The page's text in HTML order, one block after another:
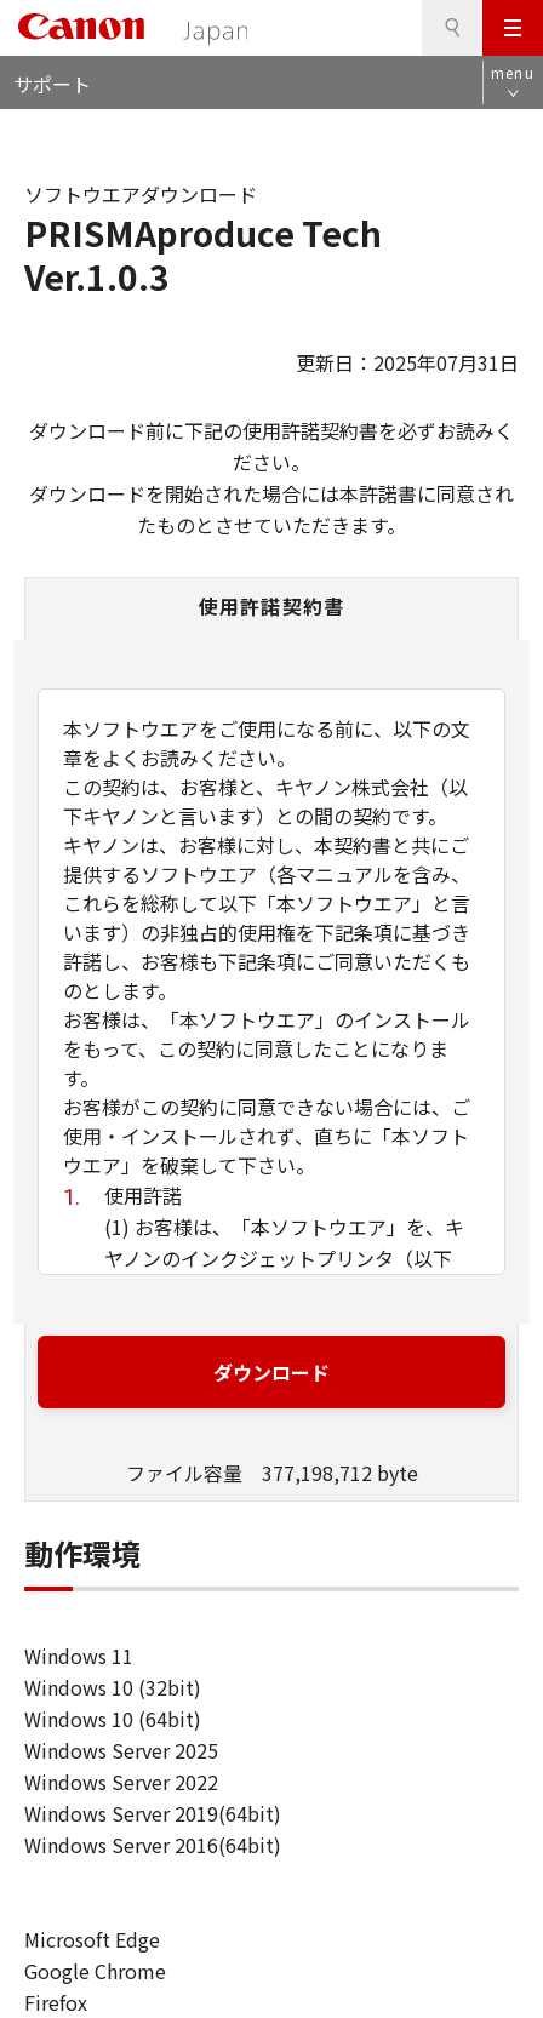
メ
ニ
ュ
サポート menu
PRISMAproduce Tech
Ver.1.0.3
ソフトウエアダウンロード
更新日：2025年07月31日
ダウンロード前に下記の使用許諾契約書を必ずお読みく
ださい。
ダウンロードを開始された場合には本許諾書に同意され
たものとさせていただきます。
使用許諾契約書
本ソフトウエアをご使用になる前に、以下の文
章をよくお読みください。
この契約は、お客様と、キヤノン株式会社（以
下キヤノンと言います）との間の契約です。
キヤノンは、お客様に対し、本契約書と共にご
提供するソフトウエア（各マニュアルを含み、
これらを総称して以下「本ソフトウエア」と言
います）の非独占的使用権を下記条項に基づき
許諾し、お客様も下記条項にご同意いただくも
のとします。
お客様は、「本ソフトウエア」のインストール
をもって、この契約に同意したことになりま
す。
お客様がこの契約に同意できない場合には、ご
使用・インストールされず、直ちに「本ソフト
ウエア」を破棄して下さい。
使用許諾
(1) お客様は、「本ソフトウエア」を、キ
ヤノンのインクジェットプリンタ（以下
とは、「許諾ソフトウエア」をコンピュー
タの記憶媒体上にインストールすること、
と、アクセスすること、読み出すこと、も
しくは実行することのいずれも含むものと
します）することができます。お客様はま
た、お客様が「プリンタ」を使用すること
に、本契約の条件の下で、「許諾ソフトウ
エア」を使用させることができます。その
場合、お客様には、かかる「指定ユーザ」
を本契約の条件に従わせることにつき、す
べての責任を負っていただくものとしま
す。 (2) お客様は、再使用許諾、譲渡、頒
布、貸与その他の方法により、第三者に
(3) お客様は、「本ソフトウエア」の全部
または一部を修正、改変、リバース・エン
ダウンロード
ファイル容量 377,198,712 byte
動作環境
Windows 11
Windows 10 (32bit)
Windows 10 (64bit)
Windows Server 2025
Windows Server 2022
Windows Server 2019(64bit)
Windows Server 2016(64bit)
Microsoft Edge
Google Chrome
Firefox